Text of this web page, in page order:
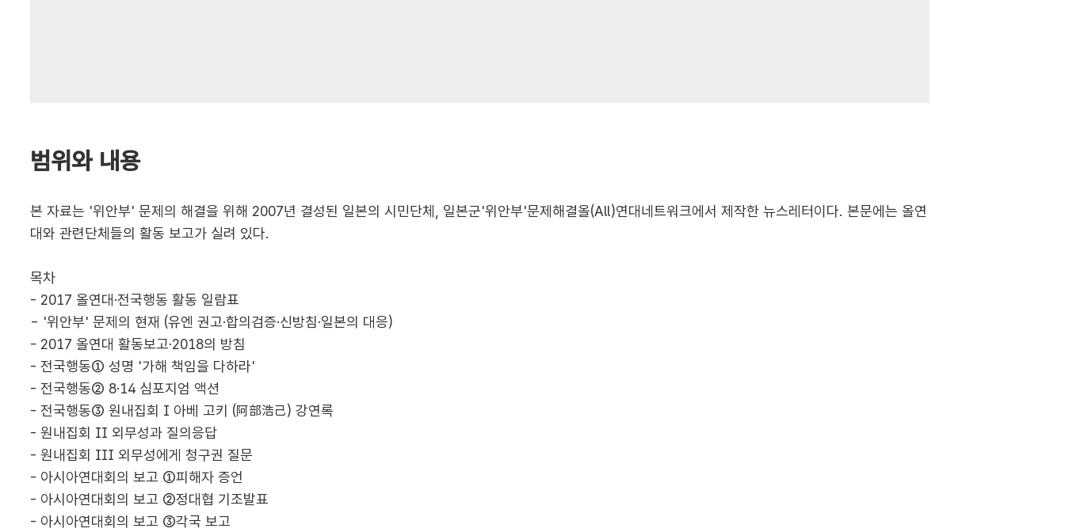
범위와 내용
본 자료는 '위안부' 문제의 해결을 위해 2007년 결성된 일본의 시민단체, 일본군'위안부'문제해결올(All)연대네트워크에서 제작한 뉴스레터이다. 본문에는 올연
대와 관련단체들의 활동 보고가 실려 있다.
목차
- 2017 올연대·전국행동 활동 일람표
- '위안부' 문제의 현재 (유엔 권고·합의검증·신방침·일본의 대응)
- 2017 올연대 활동보고·2018의 방침
- 전국행동① 성명 '가해 책임을 다하라'
- 전국행동② 8·14 심포지엄 액션
- 전국행동③ 원내집회 I 아베 고키 (阿部浩己) 강연록
- 원내집회 II 외무성과 질의응답
- 원내집회 III 외무성에게 청구권 질문
- 아시아연대회의 보고 ①피해자 증언
- 아시아연대회의 보고 ②정대협 기조발표
- 아시아연대회의 보고 ③각국 보고